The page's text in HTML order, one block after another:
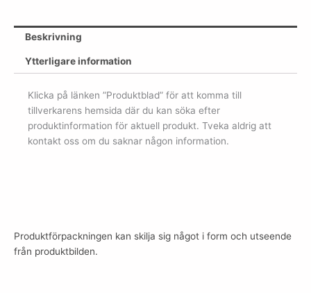
Beskrivning
Ytterligare information
Klicka på länken ”Produktblad” för att komma till
tillverkarens hemsida där du kan söka efter
produktinformation för aktuell produkt. Tveka aldrig att
kontakt oss om du saknar någon information.
Produktförpackningen kan skilja sig något i form och utseende
från produktbilden.